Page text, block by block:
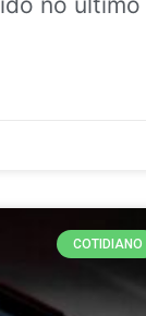
COTIDIANO